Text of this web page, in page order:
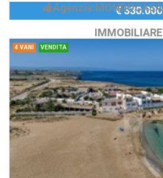
Agenzia:MONDOCASA
IMMOBILIARE
€ 330.000
4 VANI VENDITA